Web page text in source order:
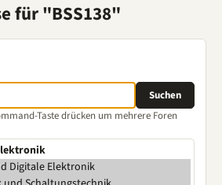
für "BSS138"
Taste drücken um mehrere Foren